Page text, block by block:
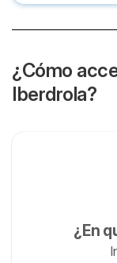
oficina
Contratar
¿Cuál es la
Correos
¿Cómo
Iberdrola?
¿En